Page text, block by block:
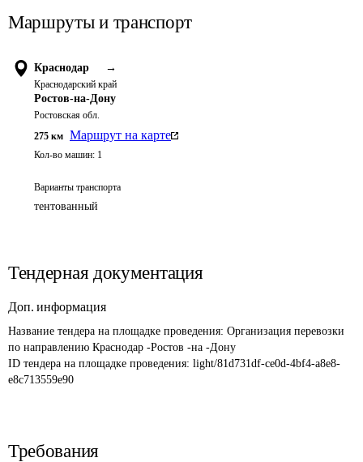
Маршруты и транспорт
Краснодар →
Краснодарский край
Ростов-на-Дону
Ростовская обл.
275 км Маршрут на карте
Кол-во машин: 1
Варианты транспорта
тентованный
Тендерная документация
Доп. информация
Название тендера на площадке проведения: Организация перевозки
по направлению Краснодар -Ростов -на -Дону
ID тендера на площадке проведения: light/81d731df-ce0d-4bf4-a8e8-
e8c713559e90
Требования